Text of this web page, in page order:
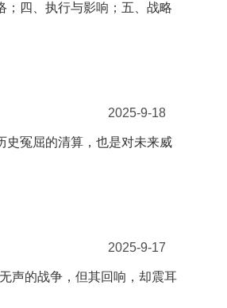
；四、执行与影响；五、战略
2025-9-18
史冤屈的清算，也是对未来威
2025-9-17
声的战争，但其回响，却震耳